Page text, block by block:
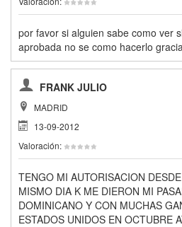
por favor si alguien sabe como ver
aprobada no se como hacerlo
FRANK JULIO
MADRID
13-09-2012
Valoración:
TENGO MI AUTORISACION
MISMO DIA K ME DIERON MI
DOMINICANO Y CON MUCHAS
ESTADOS UNIDOS EN OCTUBRE